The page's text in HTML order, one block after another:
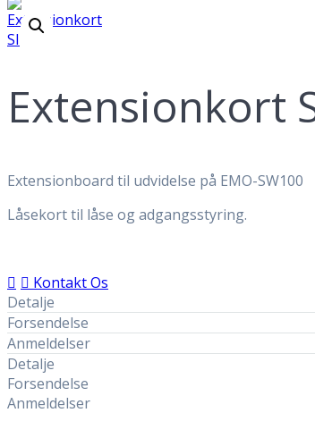
Service
Serviceaftale
Info
Ansatte
Historien
Job hos T.E. Service
Myndighedskrav
Det skal du være opmærksom på
Kontakt
Extensionkort
Extensionboard til udvidelse på EMO-SW100
Låsekort til låse og adgangsstyring.
Kontakt Os
Detalje
Forsendelse
Anmeldelser
Detalje
Forsendelse
Anmeldelser